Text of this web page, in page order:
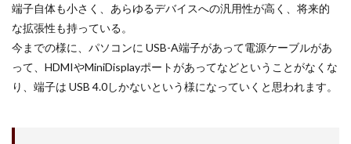
端子自体も小さく、あらゆるデバイスへの汎用性が高く、将来的
な拡張性も持っている。
今までの様に、パソコンに USB-A端子があって電源ケーブルがあ
って、HDMIやMiniDisplayポートがあってなどということがなくな
り、端子は USB 4.0しかないという様になっていくと思われます。